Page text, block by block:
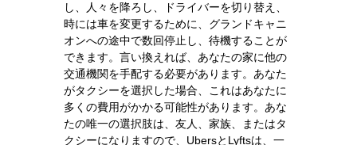
し、人々を降ろし、ドライバーを切り替え、
時には車を変更するために、グランドキャニ
オンへの途中で数回停止し、待機することが
できます。言い換えれば、あなたの家に他の
交通機関を手配する必要があります。あなた
がタクシーを選択した場合、これはあなたに
多くの費用がかかる可能性があります。あな
たの唯一の選択肢は、友人、家族、またはタ
クシーになりますので、UbersとLyftsは、一